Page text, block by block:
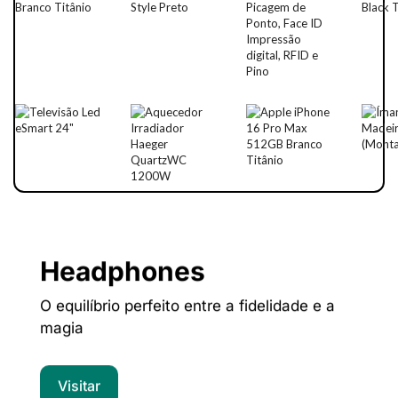
Headphones
O equilíbrio perfeito entre a fidelidade e a
magia
Visitar